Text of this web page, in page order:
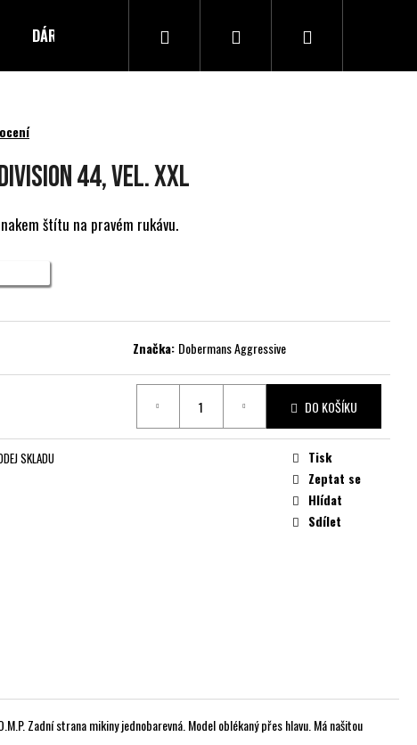
DÁRKOVÝ POUKAZ Hledat Přihlášení Nákupní
44, vel. XXL
štítu na pravém rukávu.
Značka: Dobermans Aggressive
DO KOŠÍKU
SKLADU
Tisk
Zeptat se
Hlídat
Sdílet
Zadní strana mikiny jednobarevná. Model oblékaný přes hlavu. Má našitou